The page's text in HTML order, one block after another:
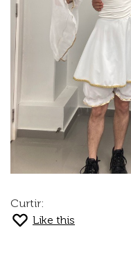
Curtir:
Like this